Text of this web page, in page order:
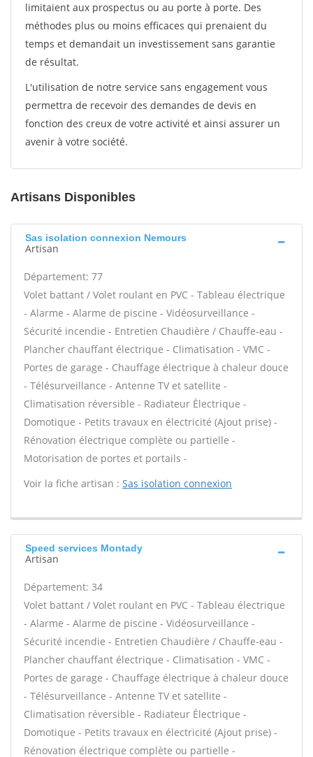
limitaient aux prospectus ou au porte à porte. Des
méthodes plus ou moins efficaces qui prenaient du
temps et demandait un investissement sans garantie
de résultat.
L'utilisation de notre service sans engagement vous
permettra de recevoir des demandes de devis en
fonction des creux de votre activité et ainsi assurer un
avenir à votre société.
Artisans Disponibles
Sas isolation connexion Nemours
Artisan
Département: 77
Volet battant / Volet roulant en PVC - Tableau électrique
- Alarme - Alarme de piscine - Vidéosurveillance -
Sécurité incendie - Entretien Chaudière / Chauffe-eau -
Plancher chauffant électrique - Climatisation - VMC -
Portes de garage - Chauffage électrique à chaleur douce
- Télésurveillance - Antenne TV et satellite -
Climatisation réversible - Radiateur Électrique -
Domotique - Petits travaux en électricité (Ajout prise) -
Rénovation électrique complète ou partielle -
Motorisation de portes et portails -
Voir la fiche artisan : Sas isolation connexion
Speed services Montady
Artisan
Département: 34
Volet battant / Volet roulant en PVC - Tableau électrique
- Alarme - Alarme de piscine - Vidéosurveillance -
Sécurité incendie - Entretien Chaudière / Chauffe-eau -
Plancher chauffant électrique - Climatisation - VMC -
Portes de garage - Chauffage électrique à chaleur douce
- Télésurveillance - Antenne TV et satellite -
Climatisation réversible - Radiateur Électrique -
Domotique - Petits travaux en électricité (Ajout prise) -
Rénovation électrique complète ou partielle -